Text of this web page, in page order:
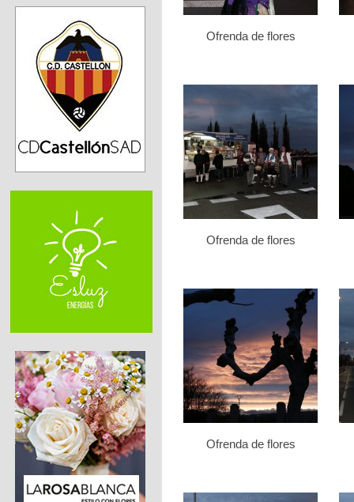
Ofrenda de flores
Ofrenda de flores
Ofrenda de flores